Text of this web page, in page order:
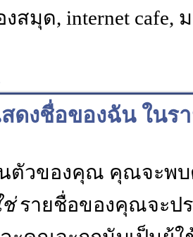
สมุด, internet cafe,
ดงชื่อของฉัน ในร
ตัวของคุณ คุณจะพบ
ช่รายชื่อของคุณจะปร